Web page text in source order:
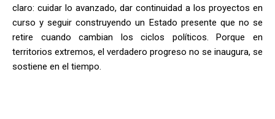
claro: cuidar lo avanzado, dar continuidad a los proyectos en
curso y seguir construyendo un Estado presente que no se
retire cuando cambian los ciclos políticos. Porque en
territorios extremos, el verdadero progreso no se inaugura, se
sostiene en el tiempo.